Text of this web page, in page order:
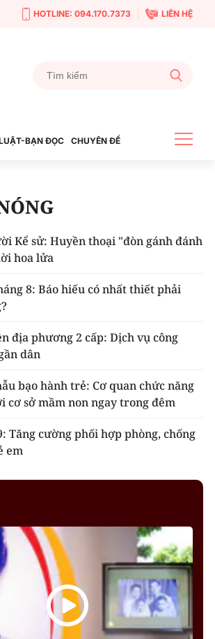
HOTLINE: 094.170.7373 LIÊN HỆ
BẠN ĐỌC CHUYÊN ĐỀ
Kể sử: Huyền thoại "đòn gánh đánh
hoa lửa
8: Báo hiếu có nhất thiết phải
địa phương 2 cấp: Dịch vụ công
dân
bạo hành trẻ: Cơ quan chức năng
cơ sở mầm non ngay trong đêm
Tăng cường phối hợp phòng, chống
em